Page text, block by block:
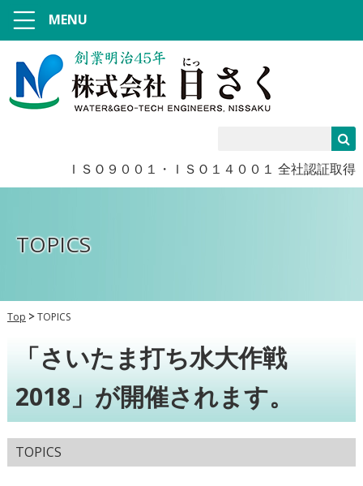
ＩＳＯ９００１・ＩＳＯ１４００１ 全社認証取得
MENU
TOPICS
Top TOPICS
「さいたま打ち水大作戦
2018」が開催されます。
TOPICS